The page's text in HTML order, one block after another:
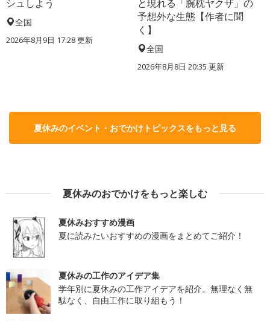
シュしよう
全国
2026年8月9日 17:28更新
と現れる「腕枕ヤクザ」の
予想外な生態【作者に聞
く】
全国
2026年8月8日 20:35 更新
夏休みのイベント・おでかけトピックスをもっと見る
夏休みのおでかけをもっと楽しむ
夏休みおすすめ漫画
夏に読みたいおすすめの漫画をまとめてご紹介！
夏休みの工作のアイデア集
学年別に夏休みの工作アイデアを紹介。無理なく無
駄なく、自由工作に取り組もう！